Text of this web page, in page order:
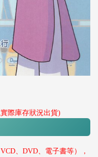
際庫存狀況出貨)
、DVD、電子書等），